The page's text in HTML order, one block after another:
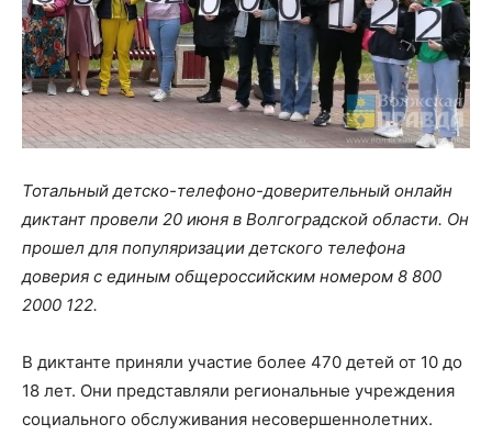
Тотальный детско-телефоно-доверительный онлайн
диктант провели 20 июня в Волгоградской области. Он
прошел для популяризации детского телефона
доверия с единым общероссийским номером 8 800
2000 122.
В диктанте приняли участие более 470 детей от 10 до
18 лет. Они представляли региональные учреждения
социального обслуживания несовершеннолетних.